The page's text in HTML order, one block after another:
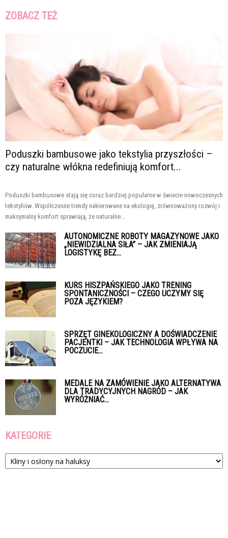
ZOBACZ TEŻ
Poduszki bambusowe jako tekstylia przyszłości –
czy naturalne włókna redefiniują komfort...
Poduszki bambusowe stają się coraz bardziej popularne w świecie nowoczesnych
tekstyliów. Współczesne trendy nakierowane na ekologię, zrównoważony rozwój i
maksymalny komfort sprawiają, że naturalne...
AUTONOMICZNE ROBOTY MAGAZYNOWE JAKO
„NIEWIDZIALNA SIŁA” – JAK ZMIENIAJĄ
LOGISTYKĘ BEZ...
KURS HISZPAŃSKIEGO JAKO TRENING
SPONTANICZNOŚCI – CZEGO UCZYMY SIĘ
POZA JĘZYKIEM?
SPRZĘT GINEKOLOGICZNY A DOŚWIADCZENIE
PACJENTKI – JAK TECHNOLOGIA WPŁYWA NA
POCZUCIE...
MEDALE NA ZAMÓWIENIE JAKO ALTERNATYWA
DLA TRADYCYJNYCH NAGRÓD – JAK
WYRÓŻNIAĆ...
KATEGORIE
Kategorie